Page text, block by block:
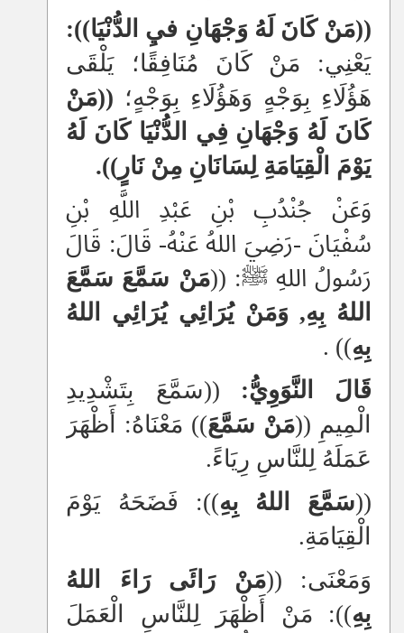
((مَنْ كَانَ لَهُ وَجْهَانِ فيِ الدُّنْيَا)):
يَعْنِي: مَنْ كَانَ مُنَافِقًا؛ يَلْقَى
هَؤُلَاءِ بِوَجْهٍ وَهَؤُلَاءِ بِوَجْهٍ؛ ((مَنْ
كَانَ لَهُ وَجْهَانِ فِي الدُّنْيَا كَانَ لَهُ
يَوْمَ الْقِيَامَةِ لِسَانَانِ مِنْ نَارٍ)).
وَعَنْ جُنْدُبِ بْنِ عَبْدِ اللَّهِ بْنِ
سُفْيَانَ -رَضِيَ اللهُ عَنْهُ- قَالَ: قَالَ
رَسُولُ اللهِ ﷺ: ((مَنْ سَمَّعَ سَمَّعَ
اللهُ بِهِ, وَمَنْ يُرَائِي يُرَائِي اللهُ
بِهِ)) .
قَالَ النَّوَوِيُّ: ((سَمَّعَ بِتَشْدِيدِ
الْمِيمِ ((مَنْ سَمَّعَ)) مَعْنَاهُ: أَظْهَرَ
عَمَلَهُ لِلنَّاسِ رِيَاءً.
((سَمَّعَ اللهُ بِهِ)): فَضَحَهُ يَوْمَ
الْقِيَامَةِ.
وَمَعْنَى: ((مَنْ رَائَى رَاءَ اللهُ
بِهِ)): مَنْ أَظْهَرَ لِلنَّاسِ الْعَمَلَ